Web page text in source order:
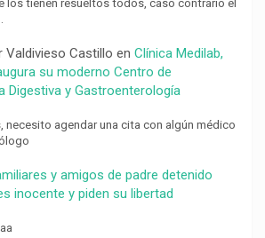
los tienen resueltos todos, caso contrario el
Valdivieso Castillo en Clínica Medilab,
su moderno Centro de
Digestiva y Gastroenterología
necesito agendar una cita con algún médico
y amigos de padre detenido
inocente y piden su libertad